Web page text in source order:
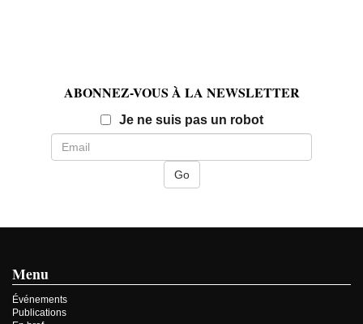
ABONNEZ-VOUS À LA NEWSLETTER
Je ne suis pas un robotEmail
Menu
Événements
Publications